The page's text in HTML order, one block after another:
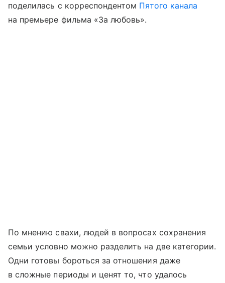
поделилась с корреспондентом Пятого канала
на премьере фильма «За любовь».
По мнению свахи, людей в вопросах сохранения
семьи условно можно разделить на две категории.
Одни готовы бороться за отношения даже
в сложные периоды и ценят то, что удалось